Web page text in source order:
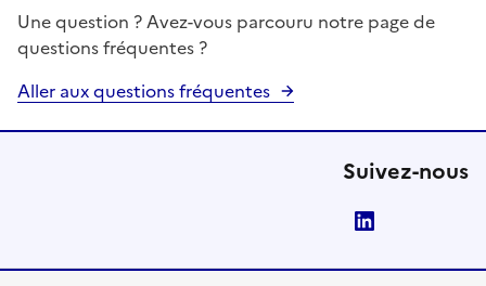
Une question ? Avez-vous parcouru notre page de
questions fréquentes ?
Aller aux questions fréquentes
Suivez-nous